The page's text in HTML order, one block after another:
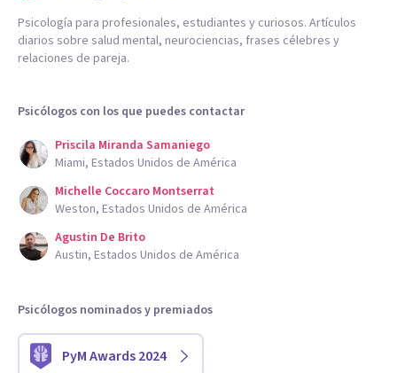
Psicología para profesionales, estudiantes y curiosos. Artículos
diarios sobre salud mental, neurociencias, frases célebres y
relaciones de pareja.
Psicólogos con los que puedes contactar
Priscila Miranda Samaniego
Miami, Estados Unidos de América
Michelle Coccaro Montserrat
Weston, Estados Unidos de América
Agustin De Brito
Austin, Estados Unidos de América
Psicólogos nominados y premiados
PyM Awards 2024